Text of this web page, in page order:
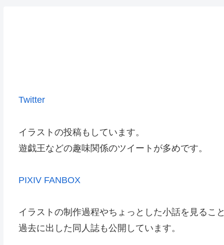
Twitter
イラストの投稿もしています。
遊戯王などの趣味関係のツイートが多めです。
PIXIV FANBOX
イラストの制作過程やちょっとした小話を見るこ
過去に出した同人誌も公開しています。